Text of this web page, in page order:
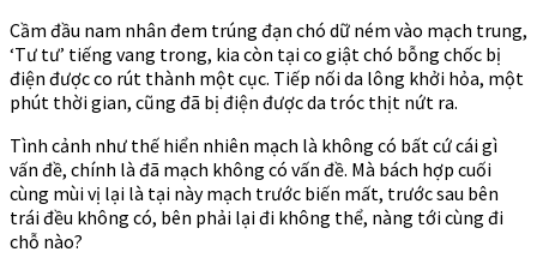
Cầm đầu nam nhân đem trúng đạn chó dữ ném vào mạch trung,
‘Tư tư’ tiếng vang trong, kia còn tại co giật chó bỗng chốc bị
điện được co rút thành một cục. Tiếp nối da lông khởi hỏa, một
phút thời gian, cũng đã bị điện được da tróc thịt nứt ra.
Tình cảnh như thế hiển nhiên mạch là không có bất cứ cái gì
vấn đề, chính là đã mạch không có vấn đề. Mà bách hợp cuối
cùng mùi vị lại là tại này mạch trước biến mất, trước sau bên
trái đều không có, bên phải lại đi không thể, nàng tới cùng đi
chỗ nào?